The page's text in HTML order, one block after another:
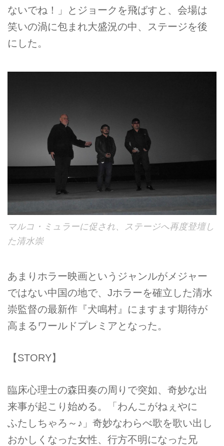
ないでね！」とジョークを飛ばすと、会場は
笑いの渦に包まれ大盛況の中、ステージを後
にした。
マルコ・ミュラーに促され、ステージへ再度登壇し
た清水崇
あまりホラー映画というジャンルがメジャー
ではない中国の地で、Jホラーを確立した清水
崇監督の最新作『犬鳴村』にますます期待が
高まるワールドプレミアとなった。
【STORY】
臨床心理士の森田奏の周りで突如、奇妙な出
来事が起こり始める。「わんこがねぇやに
ふたしちゃろ～♪」奇妙なわらべ歌を歌い出し
おかしくなった女性、行方不明になった兄